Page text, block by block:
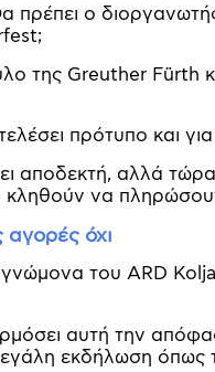
πρέπει ο
της Greuther Fürth
πρότυπο και
αποδεκτή, αλλά τώρα
να
αγορές όχι
του ARD
αυτή την
εκδήλωση όπως